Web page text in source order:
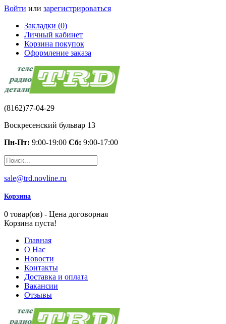
Войти или зарегистрироваться
Закладки (0)
Личный кабинет
Корзина покупок
Оформление заказа
(8162)77-04-29
Воскресенский бульвар 13
Пн-Пт: 9:00-19:00 Сб: 9:00-17:00
sale@trd.novline.ru
Корзина
0 товар(ов) - Цена договорная
Корзина пуста!
Главная
О Нас
Новости
Контакты
Доставка и оплата
Вакансии
Отзывы